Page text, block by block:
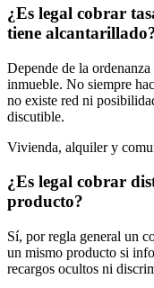
¿Es legal cobrar
tiene
Depende de la
inmueble. No siempre
no existe red ni
discutible.
Vivienda, alquiler y
¿Es legal cobrar
producto?
Sí, por regla general un
un mismo producto si
recargos ocultos ni